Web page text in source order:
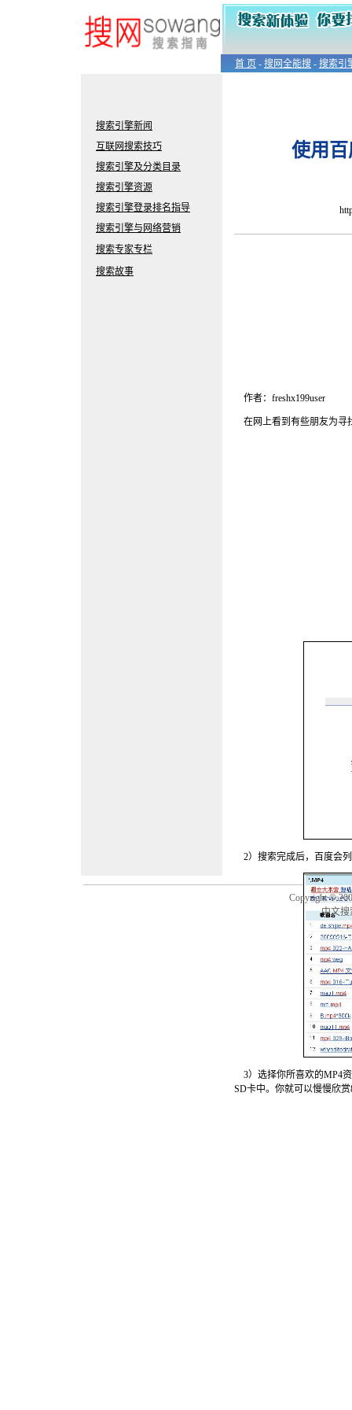
首 页 - 搜网全能搜 - 搜索引
搜索引擎新闻
互联网搜索技巧
搜索引擎及分类目录
搜索引擎资源
搜索引擎登录排名指导
搜索引擎与网络营销
搜索专家专栏
搜索故事
使用
作者：freshx199user
在网上看到有些朋友为寻
2）搜索完成后，百度会
3）选择你所喜欢的MP4
SD卡中。你就可以慢慢欣
Copyright ©
中文搜